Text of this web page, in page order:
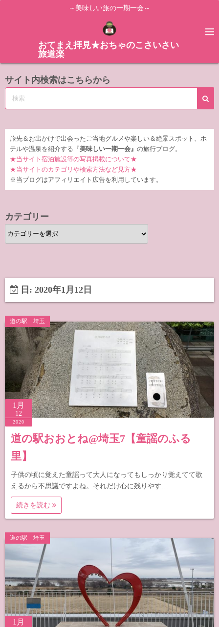
ス
ッ
～美味しい旅の一期一会～
おてまえ拝見★おちゃのこさいさい
旅道楽
サイト内検索はこちらから
旅先＆お出かけで出会ったご当地グルメや楽しい＆絶景スポット、ホ
テルや温泉を紹介する『 美味しい一期一会』 の旅行ブログ。
★当サイト宿泊施設等の写真掲載について★
★当サイトのカテゴリや検索方法など見方★
※当ブログはアフィリエイト広告を利用しています。
カテゴリー
カ
テ
ー
日: 2020年1月12日
道の駅 埼玉
1月
12
2020
道の駅おおとね@埼玉7【童謡のふる
里】
子供の頃に覚えた童謡って大人になってもしっかり覚えてて歌
えるから不思議ですよね。それだけ心に残りやす…
続きを読む
道の駅 埼玉
1月